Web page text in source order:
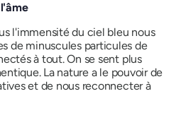
l'immensité du ciel bleu nous
de minuscules particules de
à tout. On se sent plus
La nature a le pouvoir de
et de nous reconnecter à